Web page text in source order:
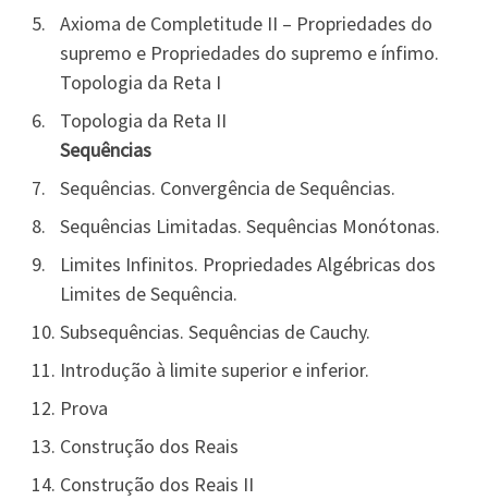
Axioma de Completitude II – Propriedades do
supremo e Propriedades do supremo e ínfimo.
Topologia da Reta I
Topologia da Reta II
Sequências
Sequências. Convergência de Sequências.
Sequências Limitadas. Sequências Monótonas.
Limites Infinitos. Propriedades Algébricas dos
Limites de Sequência.
Subsequências. Sequências de Cauchy.
Introdução à limite superior e inferior.
Prova
Construção dos Reais
Construção dos Reais II